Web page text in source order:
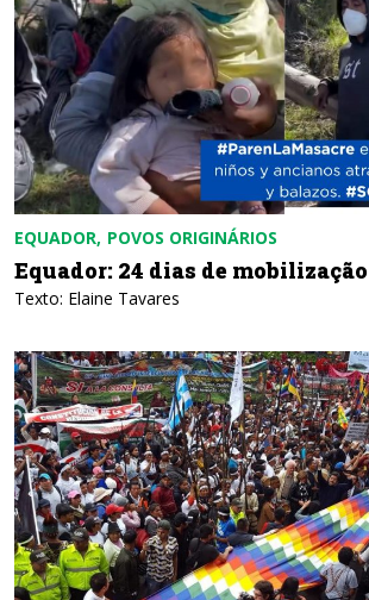
EQUADOR POVOS ORIGINÁRIOS
Equador: 24 dias de mobilização
Texto: Elaine Tavares